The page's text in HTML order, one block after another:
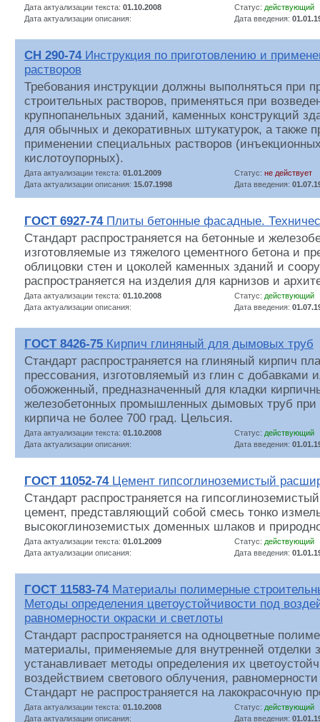
Дата актуализации текста: 01.10.2008 Статус: действующий
Дата актуализации описания:
Дата введения:
СН 290-74Инструкция по приготовлению и
растворов
Требования инструкции должны выполняться при
строительных растворов, применяться при
крупнопанельных зданий, каменных конструкций
для обычных и декоративных штукатурок, а также
применении специальных растворов
кислотоупорных).
Дата актуализации текста: 01.01.2009 Статус: не действует
Дата актуализации описания: 15.07.1998 Дата введения:
ГОСТ 6927-74Плиты бетонные фасадные.
Стандарт распространяется на бетонные и
изготовляемые из тяжелого цементного бетона и
облицовки стен и цоколей каменных зданий и
распространяется на изделия для карнизов и
Дата актуализации текста: 01.10.2008 Статус: действующий
Дата актуализации описания:
Дата введения:
ГОСТ 8426-75 Кирпич глиняный для дымовых труб
Стандарт распространяется на глиняный кирпич
прессования, изготовляемый из глин с добавками
обожженный, предназначенный для кладки
железобетонных промышленных дымовых труб при
кирпича не более 700 град. Цельсия.
Дата актуализации текста: 01.10.2008 Статус: действующий
Дата актуализации описания:
Дата введения:
ГОСТ 11052-74Цемент гипсоглиноземистый
Стандарт распространяется на
цемент, представляющий собой смесь тонко
высокоглиноземистых доменных шлаков и
Дата актуализации текста: 01.01.2009 Статус: действующий
Дата актуализации описания:
Дата введения:
ГОСТ 11583-74Материалы полимерные
Методы определения цветоустойчивости под
равномерности окраски и светлоты
Стандарт распространяется на одноцветные
материалы, применяемые для внутренней отделки
устанавливает методы определения их
воздействием светового облучения,
Стандарт не распространяется на лакокрасочную
Дата актуализации текста: 01.10.2008 Статус: действующий
Дата актуализации описания:
Дата введения: